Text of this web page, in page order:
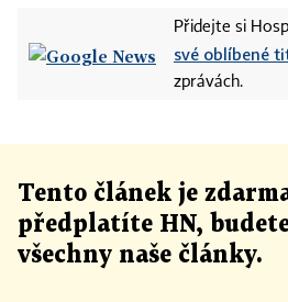
Přidejte si
své oblíbené
zprávách.
Tento článek je
předplatíte HN,
všechny naše články.